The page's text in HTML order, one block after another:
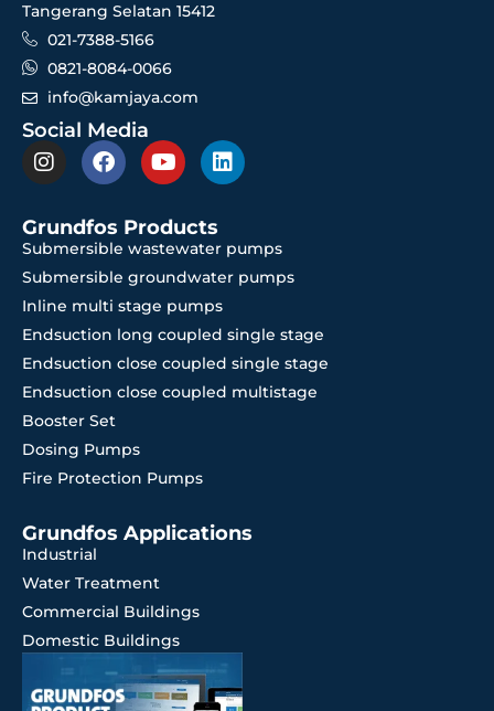
Tangerang Selatan 15412
021-7388-5166
0821-8084-0066
info@kamjaya.com
Social Media
Grundfos Products
Submersible wastewater pumps
Submersible groundwater pumps
Inline multi stage pumps
Endsuction long coupled single stage
Endsuction close coupled single stage
Endsuction close coupled multistage
Booster Set
Dosing Pumps
Fire Protection Pumps
Grundfos Applications
Industrial
Water Treatment
Commercial Buildings
Domestic Buildings